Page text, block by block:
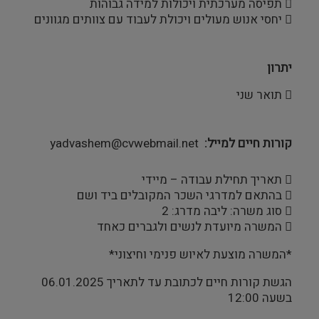
 תפיסה מערכתית ויכולות למידה גבוהות
 יחסי אנוש מעולים ויכולת לעבוד עם צוותים מגוונים
יתרון
 תואר שני
קורות חיים למייל yadvashem@cvwebmail.net
 תאריך תחילת עבודה – מיידי
 בהתאם למדרגי השכר המקובלים ביד ושם
 סוג משרה: ליבה מדרג: 2
 המשרה מיועדת לנשים ולגברים כאחד
*המשרה מוצעת לאיוש פנימי וחיצוני*
הגשת קורות חיים לכתובת עד לתאריך 06.01.2025
בשעה 12:00